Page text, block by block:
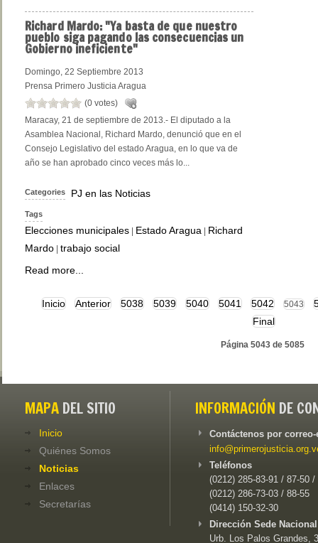
RichardMardo: "Ya basta de que nuestro
pueblo siga pagando las consecuencias un
Gobierno ineficiente"
Domingo, 22 Septiembre 2013
Prensa Primero Justicia Aragua
(0 votes)
Maracay, 21 de septiembre de 2013.- El diputado a la
Asamblea Nacional, Richard Mardo, denunció que en el
Consejo Legislativo del estado Aragua, en lo que va de
año se han aprobado cinco veces más lo...
Categories PJ en las Noticias
Tags
Elecciones municipales Estado Aragua
Richard
Mardo trabajo social
Read more...
Inicio Anterior 5038 5039 5040 5041 5042 5043
Final
Página 5043 de 5085
MAPA DEL SITIO
Inicio
Quiénes Somos
Noticias
Enlaces
Secretarías
INFORMACIÓN DE
Contáctenos por
Teléfonos
(0212) 285-83-91 / 87-50 /
(0212) 286-73-03 / 88-55
(0414) 150-32-30
Dirección Sede
Urb. Los Palos Grandes,